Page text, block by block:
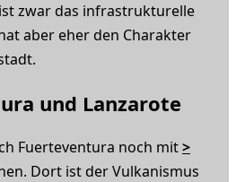
zwar das infrastrukturelle
aber eher den Charakter
und Lanzarote
Fuerteventura noch mit>
Dort ist der Vulkanismus